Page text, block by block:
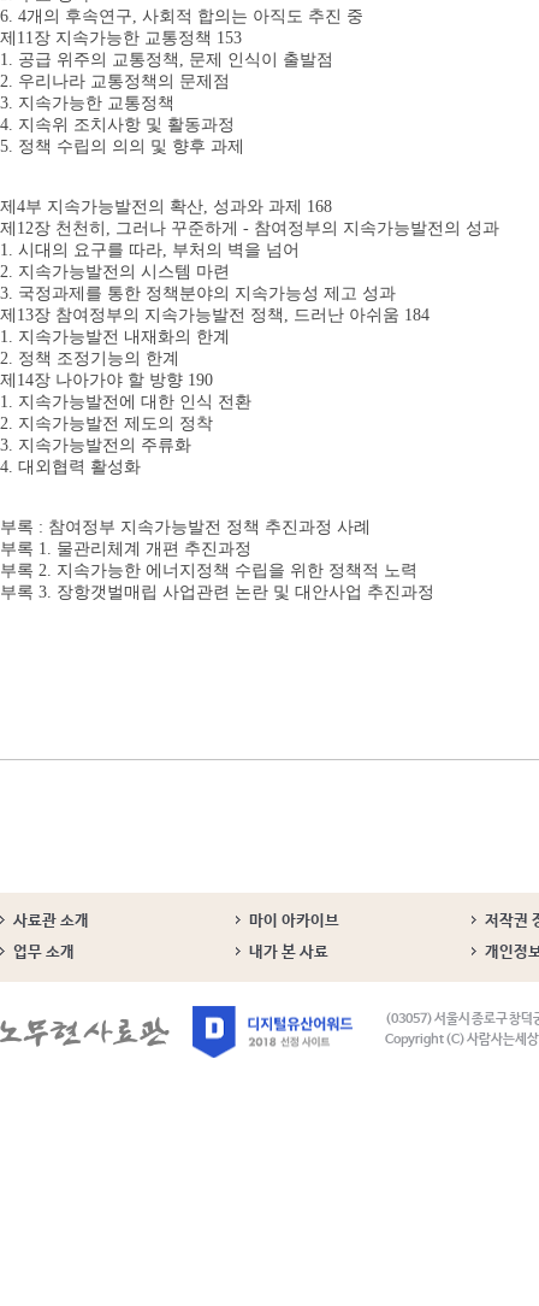
6. 4개의 후속연구, 사회적 합의는 아직도 추진 중
제11장 지속가능한 교통정책 153
1. 공급 위주의 교통정책, 문제 인식이 출발점
2. 우리나라 교통정책의 문제점
3. 지속가능한 교통정책
4. 지속위 조치사항 및 활동과정
5. 정책 수립의 의의 및 향후 과제
제4부 지속가능발전의 확산, 성과와 과제 168
제12장 천천히, 그러나 꾸준하게 - 참여정부의 지속가능발전의 성과
1. 시대의 요구를 따라, 부처의 벽을 넘어
2. 지속가능발전의 시스템 마련
3. 국정과제를 통한 정책분야의 지속가능성 제고 성과
제13장 참여정부의 지속가능발전 정책, 드러난 아쉬움 184
1. 지속가능발전 내재화의 한계
2. 정책 조정기능의 한계
제14장 나아가야 할 방향 190
1. 지속가능발전에 대한 인식 전환
2. 지속가능발전 제도의 정착
3. 지속가능발전의 주류화
4. 대외협력 활성화
부록 : 참여정부 지속가능발전 정책 추진과정 사례
부록 1. 물관리체계 개편 추진과정
부록 2. 지속가능한 에너지정책 수립을 위한 정책적 노력
부록 3. 장항갯벌매립 사업관련 논란 및 대안사업 추진과정
사료관 소개 마이 아카이브
저작권
업무 소개
내가 본 사료 개인정
(03057) 서울시 종로구 창덕
Copyright (C) 사람사는세